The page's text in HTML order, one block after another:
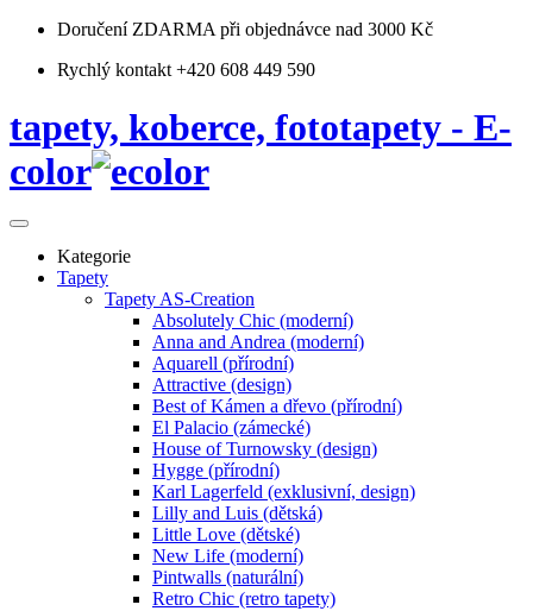
Doručení ZDARMA při objednávce nad 3000 Kč
Rychlý kontakt +420 608 449 590
tapety, koberce, fototapety - E-
color
Kategorie
Tapety
Tapety AS-Creation
Absolutely Chic (moderní)
Anna and Andrea (moderní)
Aquarell (přírodní)
Attractive (design)
Best of Kámen a dřevo (přírodní)
El Palacio (zámecké)
House of Turnowsky (design)
Hygge (přírodní)
Karl Lagerfeld (exklusivní, design)
Lilly and Luis (dětská)
Little Love (dětské)
New Life (moderní)
Pintwalls (naturální)
Retro Chic (retro tapety)